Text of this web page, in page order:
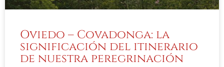
Oviedo – Covadonga: la
significación del itinerario
de nuestra peregrinación